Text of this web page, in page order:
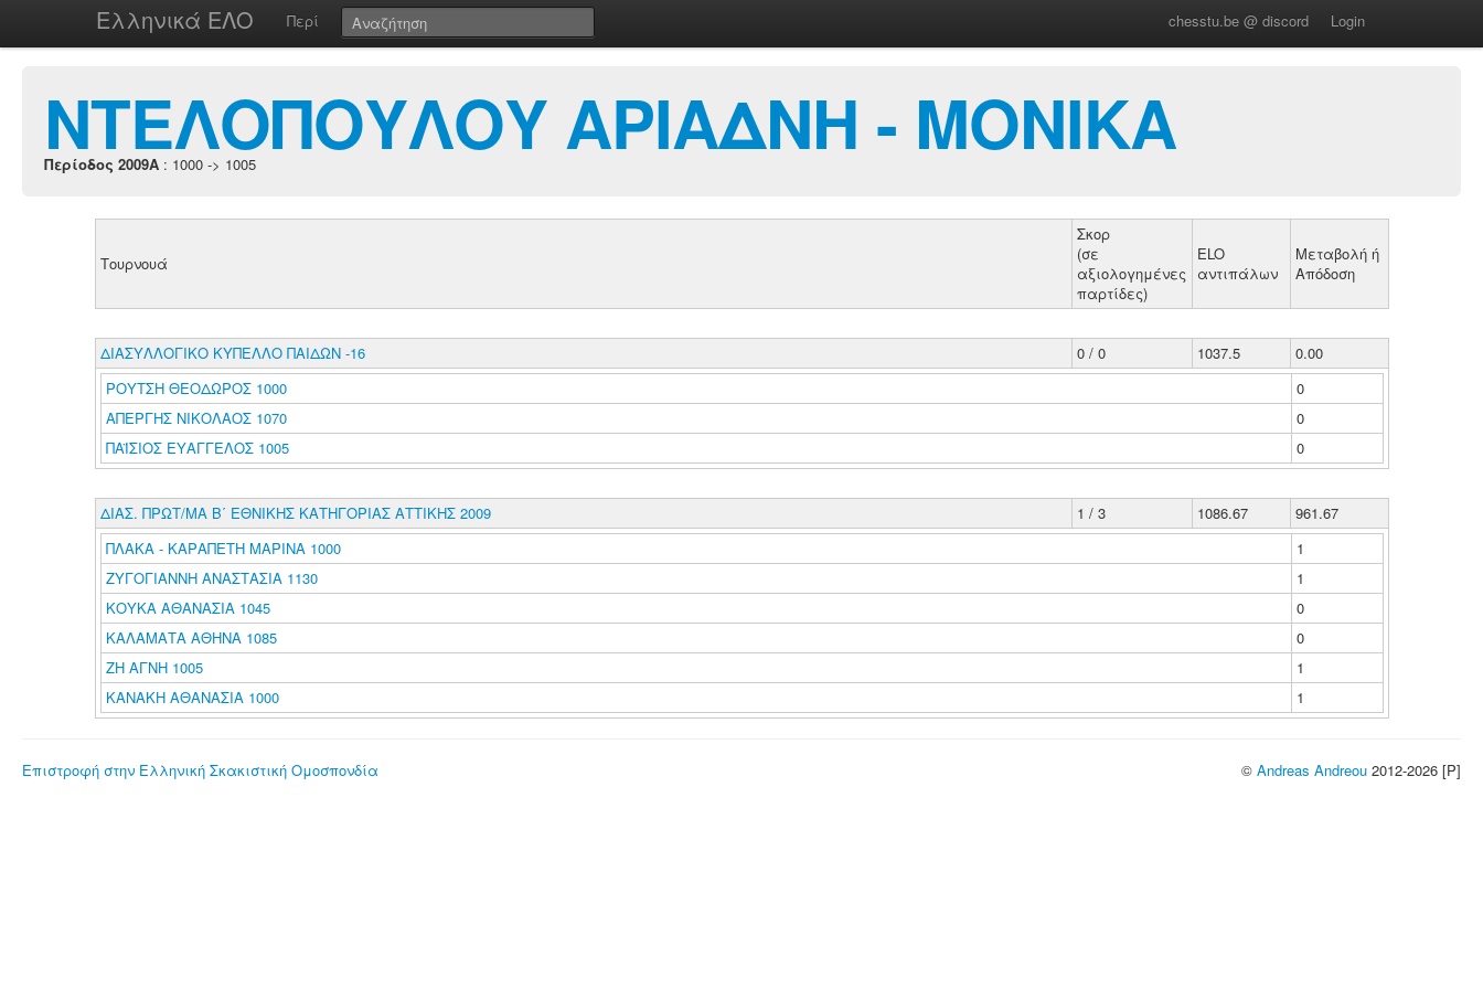
Ελληνικά ΕΛΟ Περί chesstu.be @ discord Login
ΝΤΕΛΟΠΟΥΛΟΥ ΑΡΙΑΔΝΗ - ΜΟΝΙΚΑ
Περίοδος 2009A : 1000 -> 1005
Τουρνουά
Σκορ
(σε
αξιολογημένες
παρτίδες)
ELO
αντιπάλων
Μεταβολή ή
Απόδοση
ΔΙΑΣΥΛΛΟΓΙΚΟ ΚΥΠΕΛΛΟ ΠΑΙΔΩΝ -16 0 / 0 1037.5
0.00
ΡΟΥΤΣΗ ΘΕΟΔΩΡΟΣ 1000
0
ΑΠΕΡΓΗΣ ΝΙΚΟΛΑΟΣ 1070
0
ΠΑΪΣΙΟΣ ΕΥΑΓΓΕΛΟΣ 1005
0
ΔΙΑΣ. ΠΡΩΤ/ΜΑ Β΄ ΕΘΝΙΚΗΣ ΚΑΤΗΓΟΡΙΑΣ ΑΤΤΙΚΗΣ 2009 1 / 3 1086.67
961.67
ΠΛΑΚΑ - ΚΑΡΑΠΕΤΗ ΜΑΡΙΝΑ 1000
1
ΖΥΓΟΓΙΑΝΝΗ ΑΝΑΣΤΑΣΙΑ 1130
1
ΚΟΥΚΑ ΑΘΑΝΑΣΙΑ 1045
0
ΚΑΛΑΜΑΤΑ ΑΘΗΝΑ 1085
0
ΖΗ ΑΓΝΗ 1005
1
ΚΑΝΑΚΗ ΑΘΑΝΑΣΙΑ 1000
1
Επιστροφή στην Ελληνική Σκακιστική Ομοσπονδία © Andreas Andreou 2012-2026 [P]